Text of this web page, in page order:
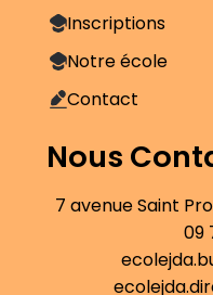
Inscriptions
Notre école
Contact
Nous
7 avenue Saint
09